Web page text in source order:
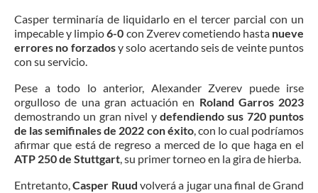
Casper terminaría de liquidarlo en el tercer parcial con un
impecable y limpio6-0 con Zverev cometiendo hasta nueve
errores no forzadosy solo acertando seis de veinte puntos
con su servicio.
Pese a todo lo anterior, Alexander Zverev puede irse
orgulloso de una gran actuación en Roland Garros 2023
demostrando un gran nivel y defendiendo sus 720 puntos
de las semifinales de 2022 con éxito, con lo cual podríamos
afirmar que está de regreso a merced de lo que haga en el
ATP 250 de Stuttgart , su primer torneo en la gira de hierba.
Entretanto, Casper Ruud volverá a jugar una final de Grand